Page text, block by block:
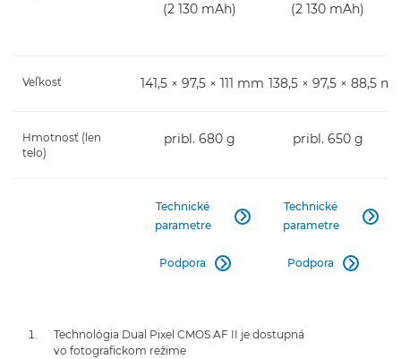
(2 130 mAh)
(2 130 mAh)
Veľkosť 141,5 × 97,5 × 111 mm 138,5 × 97,5 × 88,5
Hmotnosť (len
telo)
pribl. 680 g pribl. 650 g
Technické
parametre

Podpora 
Technické
parametre

Podpora 
Technológia Dual Pixel CMOS AF II je dostupná
vo fotografickom režime